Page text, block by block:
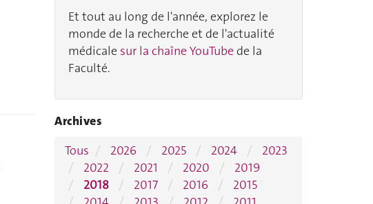
Et tout au long de l'année, explorez le
monde de la recherche et de l'actualité
médicale sur la chaîne YouTube de la
Faculté.
Archives
Tous
2026 2025 2024
2023
2022
2021 2020
2019
2018
2017 2016
2015